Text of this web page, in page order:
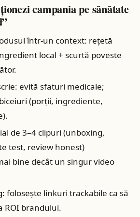
campania pe sănătate
într‑un context: reţetă
local + scurtă poveste
evită sfaturi medicale;
(porții, ingrediente,
de 3–4 clipuri (unboxing,
test, review honest)
bine decât un singur video
folosește linkuri trackabile ca să
ROI brandului.